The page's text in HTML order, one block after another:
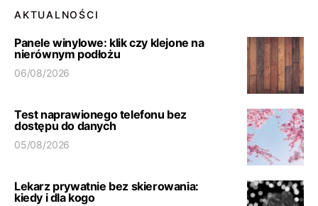
AKTUALNOŚCI
Panele winylowe: klik czy klejone na
nierównym podłożu
06/08/2026
Test naprawionego telefonu bez
dostępu do danych
05/08/2026
Lekarz prywatnie bez skierowania:
kiedy i dla kogo